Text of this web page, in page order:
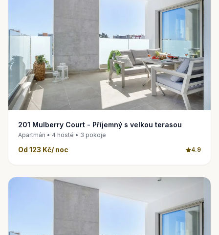
201 Mulberry Court - Příjemný s velkou terasou
Apartmán • 4 hosté • 3 pokoje
Od 123 Kč/ noc 4.9